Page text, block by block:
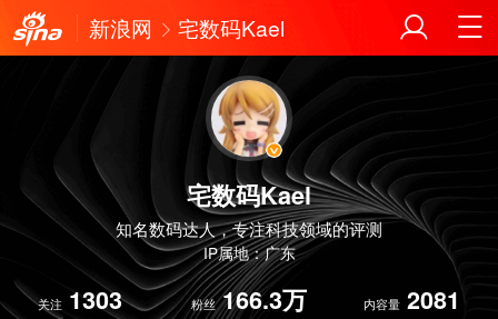
新浪网 宅数码Kael
宅数码Kael
知名数码达人，专注科技领域的评测
IP属地：广东
关注 1303 粉丝 166.3万 内容量 2081